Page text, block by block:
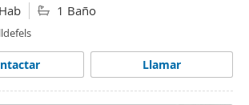
1 Baño
Llamar